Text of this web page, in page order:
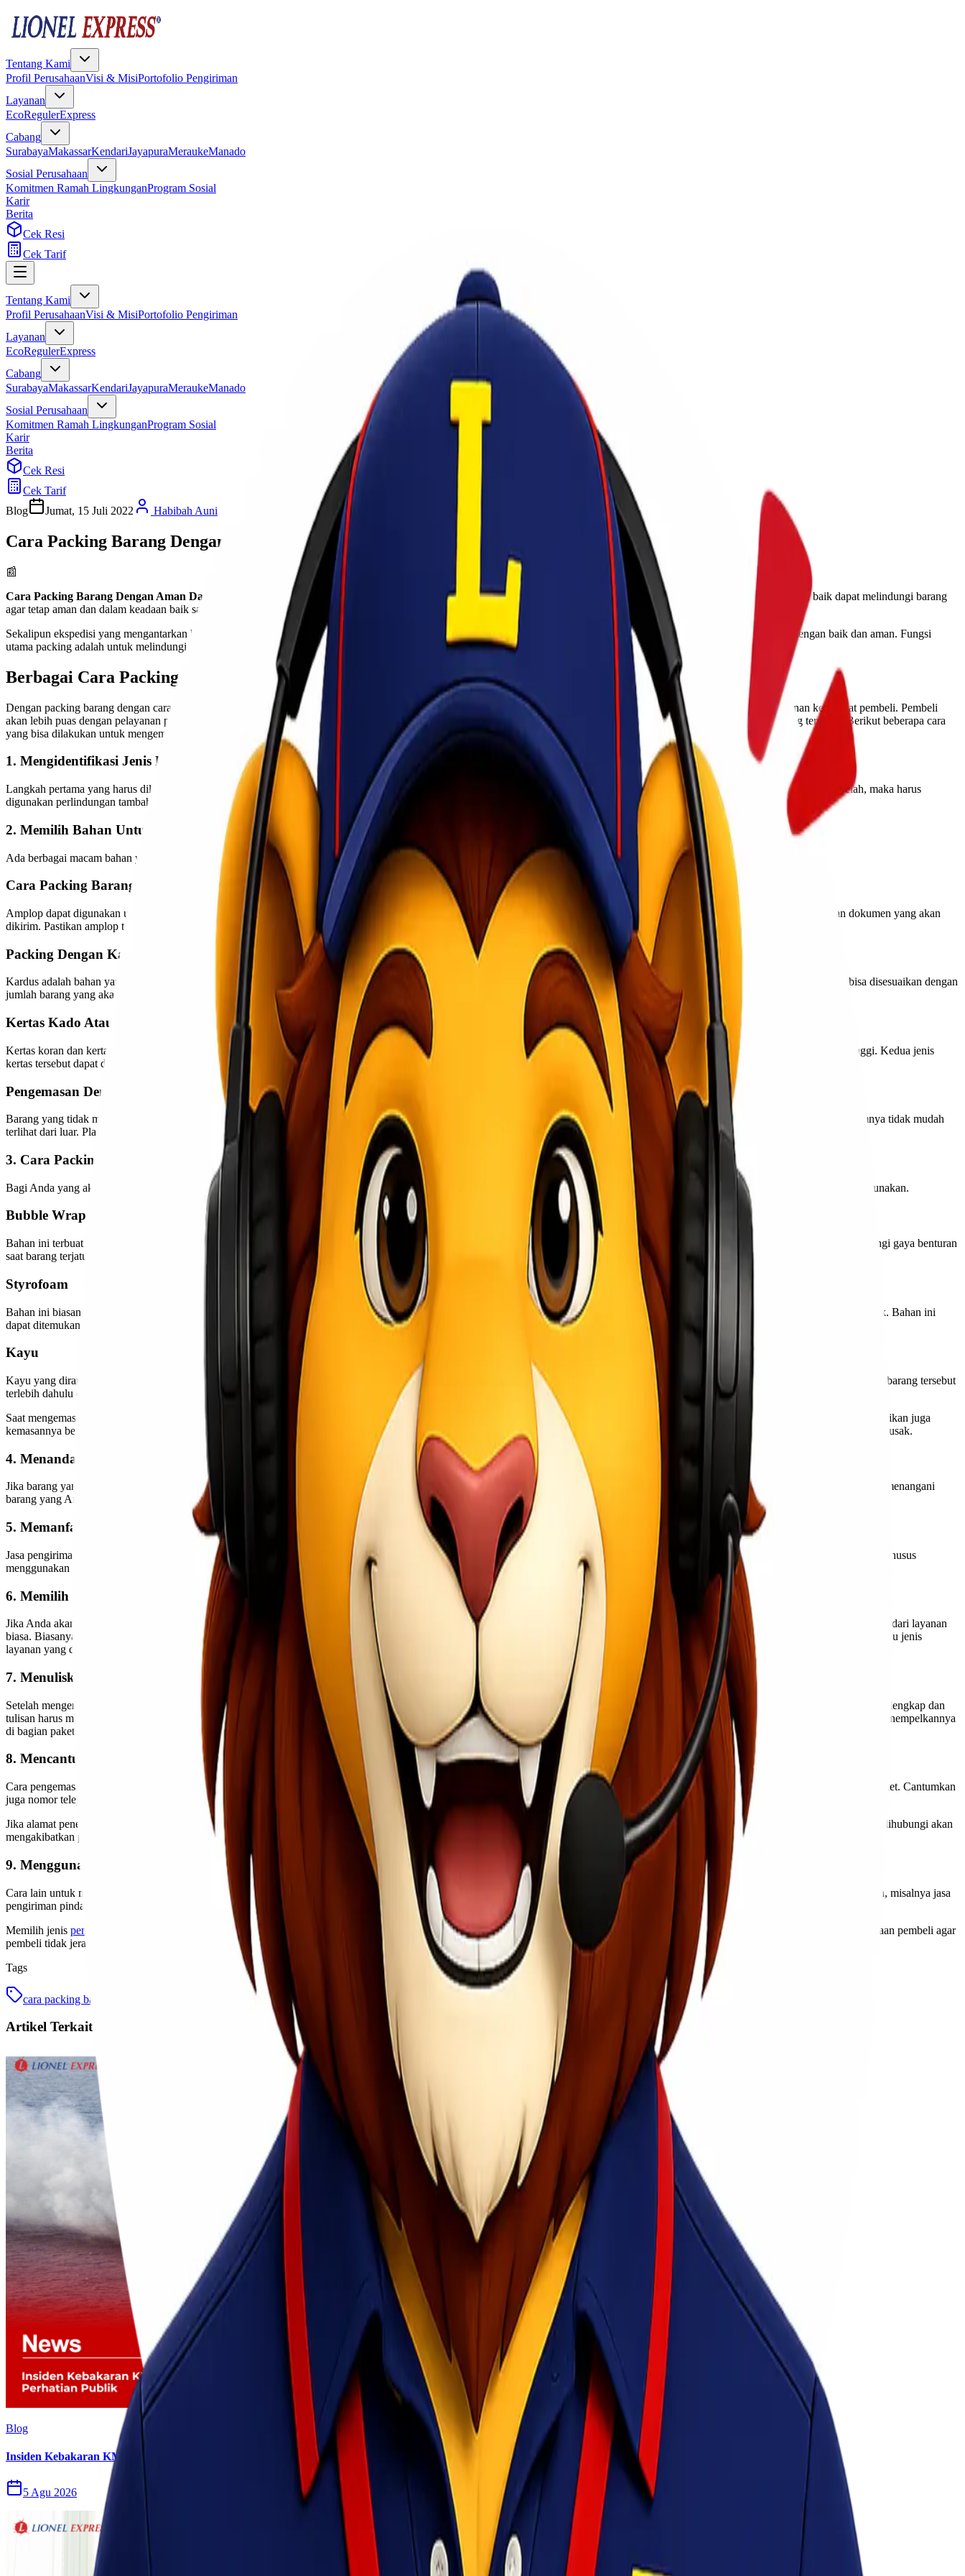
Tentang Kami
Profil PerusahaanVisi & MisiPortofolio Pengiriman
Layanan
EcoRegulerExpress
Cabang
SurabayaMakassarKendariJayapuraMeraukeManado
Sosial Perusahaan
Komitmen Ramah LingkunganProgram Sosial
Karir
Berita
Cek Resi
Cek Tarif
Tentang Kami
Profil PerusahaanVisi & MisiPortofolio Pengiriman
Layanan
EcoRegulerExpress
Cabang
SurabayaMakassarKendariJayapuraMeraukeManado
Sosial Perusahaan
Komitmen Ramah LingkunganProgram Sosial
Karir
Berita
Cek Resi
Cek Tarif
Blog
Jumat, 15 Juli 2022 Habibah Auni
Cara Packing Barang Dengan Aman Dan Benar
📰
Cara Packing Barang Dengan Aman Dan Benar
Cara Packing
barang yang benar harus dipahami dan diterapkan oleh pengirim barang. Cara membungkus barang dengan baik dapat melindungi barang
agar tetap aman dan dalam keadaan baik saat sampai di tempat tujuan.
Sekalipun ekspedisi yang mengantarkan barang tersebut memiliki rating atau review yang baik terkait pelayanannya, namun barang tersebut tetap perlu dikemas atau dikemas dengan baik dan aman. Fungsi
utama packing adalah untuk melindungi barang dan meningkatkan kepercayaan pelanggan.
Berbagai Cara Packing Barang Dengan Aman
Dengan packing barang dengan cara yang benar, penjual barang dapat memastikan bahwa barang yang dikirim akan benar-benar aman dari kerusakan dan cacat akibat perjalanan ke tempat pembeli. Pembeli
akan lebih puas dengan pelayanan penjual. Packing dapat dilakukan dengan menyesuaikan jenis barang yang akan dikemas dan bahan yang digunakan untuk mengemas barang tersebut. Berikut beberapa cara
yang bisa dilakukan untuk mengemas barang dengan baik dan aman.
1. Mengidentifikasi Jenis Barang
Langkah pertama yang harus dilakukan sebelum mulai mengemas barang adalah dengan mengidentifikasi jenisnya terlebih dahulu. Jika barang yang akan dikemas adalah barang pecah belah, maka harus
digunakan perlindungan tambahan agar barang bisa lebih aman selama perjalanan.
2. Memilih Bahan Untuk Mengemas Barang
Ada berbagai macam bahan yang bisa digunakan untuk mengemas barang. Berikut beberapa pilihan yang bisa digunakan, sesuai dengan jenis barang yang akan dikirim.
Cara Packing Barang Dengan Amplop
Amplop dapat digunakan untuk mengirim surat atau dokumen. Masukkan dokumen ke dalam amplop agar dokumen tidak terlipat atau kusut. Pilih amplop yang ukurannya sesuai dengan dokumen yang akan
dikirim. Pastikan amplop tertutup rapat sebelum dikirim.
Packing Dengan Kardus
Kardus adalah bahan yang paling umum digunakan untuk pengiriman barang. Kardus memiliki bentuk yang tidak mudah rusak sehingga cocok untuk mengemas barang. Bentuknya juga bisa disesuaikan dengan
jumlah barang yang akan dikirim. Jika barang yang akan dikirim tidak terlalu banyak, pengirim dapat memotong kardus agar ukurannya lebih sesuai dengan barang yang akan dikirim.
Kertas Kado Atau Koran
Kertas koran dan kertas pembungkus adalah bahan kertas yang sangat serbaguna dan dapat digunakan untuk membungkus barang-barang yang tidak memerlukan tingkat keamanan yang tinggi. Kedua jenis
kertas tersebut dapat digunakan untuk membungkus pakaian atau barang lainnya yang tidak mudah rusak.
Pengemasan Dengan Plastik
Barang yang tidak mudah rusak juga bisa dikemas dengan menggunakan bahan plastik. Biasanya bahan plastik yang digunakan adalah kantong plastik hitam sehingga barang-barang di dalamnya tidak mudah
terlihat dari luar. Plastik juga merupakan bahan pembungkus yang aman karena dapat melindungi barang-barang di dalamnya agar tidak basah saat terkena air.
3. Cara Packing Barang Pecah Belah
Bagi Anda yang akan mengirimkan barang pecah belah, gunakan perlindungan ekstra agar barang yang dikirim tidak pecah atau rusak. Ada berbagai opsi perlindungan tambahan yang bisa digunakan.
Bubble Wrap
Bahan ini terbuat dari plastik namun memiliki gelembung udara yang didesain untuk melindungi kemasan atau barang agar tidak rusak. Fungsi utama bahan pengemas ini adalah untuk mengurangi gaya benturan
saat barang terjatuh atau terguncang.
Styrofoam
Bahan ini biasanya digunakan untuk mengirim barang elektronik agar tidak mudah penyok atau rusak. Meski lembut, styrofoam tidak mudah rusak sehingga dapat melindungi barang dengan baik. Bahan ini
dapat ditemukan pada kemasan kardus bekas untuk barang elektronik.
Kayu
Kayu yang dirancang untuk pengiriman paket sudah berbentuk kotak. Bahan ini merupakan bahan terluar yang digunakan dalam pengemasan barang. Sebelum dimasukkan ke dalam kotak kayu, barang tersebut
terlebih dahulu dibungkus dengan bahan lain. Misalnya, barang yang akan dikirim harus dikemas dengan bubble wrap, styrofoam, dan karton, sebelum akhirnya dimasukkan ke dalam kotak kayu.
Saat mengemas barang, Anda harus memastikan barang terbungkus rapi. Dengan begitu tidak akan ada celah di bagian mana pun dari paket dan tidak ada air yang bisa masuk ke dalam paket. Pastikan juga
kemasannya benar-benar aman dan barang yang dikemas tidak bisa lepas atau keluar dari kemasan. Plastik atau bahan lain yang Anda gunakan harus berkualitas baik dan tidak mudah sobek atau rusak.
4. Menandai Barang Yang Mudah Rusak
Jika barang yang Anda kirim rentan terhadap kerusakan, beri tanda pada barang tersebut. Gunakan selotip yang bertuliskan Fragile atau barang rapuh agar pihak pengirim lebih berhati-hati dalam menangani
barang yang Anda kirim. Cara ini dapat membantu 90% barang yang dikirim untuk menghindari masalah dan kerusakan. Pastikan tanda yang Anda berikan besar dan mudah dimengerti.
5. Memanfaatkan Layanan FTL
Jasa pengiriman biasanya menyediakan jasa FTL atau Full Truckload. Layanan ini diberikan kepada pengirim yang akan mengirimkan paket berukuran besar. Layanan ini merupakan pengiriman khusus
menggunakan 1 truk yang disewakan untuk satu kali perjalanan. Barang yang Anda kirim tidak akan tercampur dengan barang lain sehingga tingkat keamanannya akan terjamin.
6. Memilih Layanan Pengiriman Premium
Jika Anda akan mengirim barang menggunakan ekspedisi tertentu, Anda dapat memilih untuk memanfaatkan layanan premium yang ditawarkan. Layanan ini menawarkan perlakuan yang berbeda dari layanan
biasa. Biasanya, layanan premium mencakup keamanan yang lebih tinggi untuk barang yang dikirim. Setiap ekspedisi memiliki layanan yang berbeda, jadi pastikan Anda mengetahui terlebih dahulu jenis
layanan yang dimiliki ekspedisi dan pilih yang paling aman.
7. Menuliskan Alamat Penerima
Setelah mengemas produk atau barang dengan baik menggunakan bahan terbaik, Anda perlu melengkapi kemasan dengan data penerima yang lengkap dan benar. Alamat yang dicantumkan harus lengkap dan
tulisan harus mudah dibaca. Alamat penerima meliputi nama jalan dan desa, kecamatan dan kota, serta kode pos. Jika tulisan tangan Anda tidak terlalu rapi, Anda dapat mengetikkan alamat dan menempelkannya
di bagian paket yang mudah dilihat.
8. Mencantumkan Nama Pengirim Dan Nama Penerima
Cara pengemasan barang selanjutnya adalah dengan mencantumkan nama yang jelas, baik nama penerima maupun nama pengirim. Dengan begitu penerima tidak akan bingung saat menerima paket. Cantumkan
juga nomor telepon atau nomor ponsel penerima.
Jika alamat penerima tidak dapat ditemukan atau sangat sulit dijangkau, pengirim paket dapat menghubungi penerima melalui telepon. Alamat penerima tidak jelas dan tidak ada nomor yang bisa dihubungi akan
mengakibatkan paket terkirim kembali ke alamat pengirim.
9. Menggunakan Jasa Pengiriman Terbaik
Cara lain untuk memastikan barang yang dikirim masih aman adalah dengan memilih jasa pengiriman yang benar-benar aman. Ada berbagai macam produk yang ditawarkan oleh jasa pengiriman, misalnya jasa
pengiriman pindahan rumah, jasa pengiriman dokumen dan paket, dan lain sebagainya.
Memilih jenis pengiriman
yang paling sesuai dapat membantu mengurangi kemungkinan pengiriman barang rusak. Ikuti semua cara packing barang tersebut di atas untuk mendapatkan kepercayaan pembeli agar
pembeli tidak jera dan akan berbelanja lagi di toko Anda.
Tags
cara packing barang tips packing barang
Artikel Terkait
Blog
Insiden Kebakaran KM Mutiara Sentosa II Menjadi Perhatian Publik
5 Agu 2026